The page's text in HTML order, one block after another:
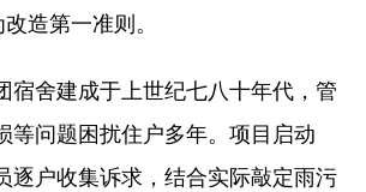
日本語
造第一准则。
舍建成于上世纪七八十年代，管
等问题困扰住户多年。项目启动
逐户收集诉求，结合实际敲定雨污